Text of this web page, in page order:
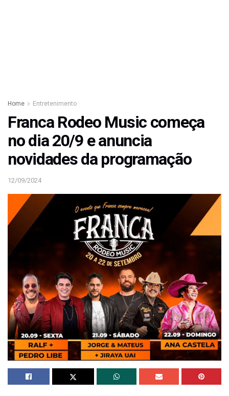
Home Entretenimento
Franca Rodeo Music começa
no dia 20/9 e anuncia
novidades da programação
12/09/2024